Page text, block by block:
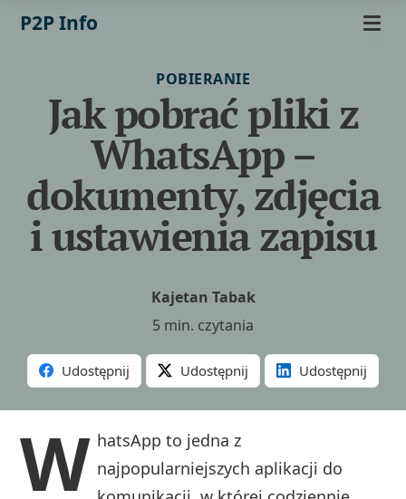
P2P Info
POBIERANIE
Jak pobrać pliki z
WhatsApp –
dokumenty, zdjęcia
i ustawienia zapisu
Kajetan Tabak
5 min. czytania
Udostępnij Udostępnij Udostępnij
W hatsApp to jedna z
najpopularniejszych aplikacji do